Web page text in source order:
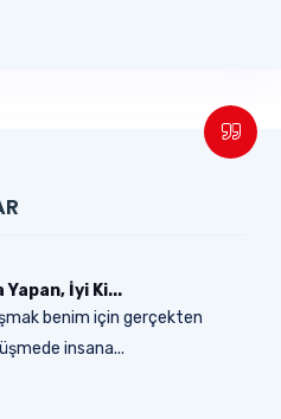
İyi Ki...
benim için gerçekten
insana...